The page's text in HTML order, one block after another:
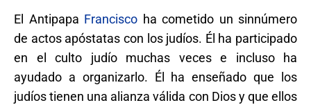
El Antipapa Francisco ha cometido un sinnúmero
de actos apóstatas con los judíos. Él ha participado
en el culto judío muchas veces e incluso ha
ayudado a organizarlo. Él ha enseñado que los
judíos tienen una alianza válida con Dios y que ellos